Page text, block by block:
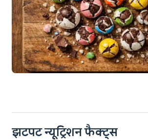
झटपट न्यूट्रिशन फैक्ट्स